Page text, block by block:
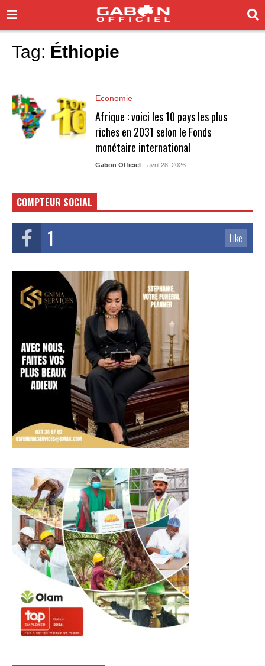
Tag: Éthiopie
Economie
Afrique : voici les 10 pays les plus
riches en 2031 selon le Fonds
monétaire international
Gabon Officiel - avril 28, 2026
COMPTEUR SOCIAL
1 Like